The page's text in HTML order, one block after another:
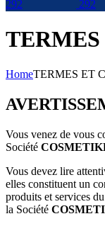
HomeTERMES ET
Vous venez de vous
Société
Vous devez lire
elles constituent un
produits et services
la Société